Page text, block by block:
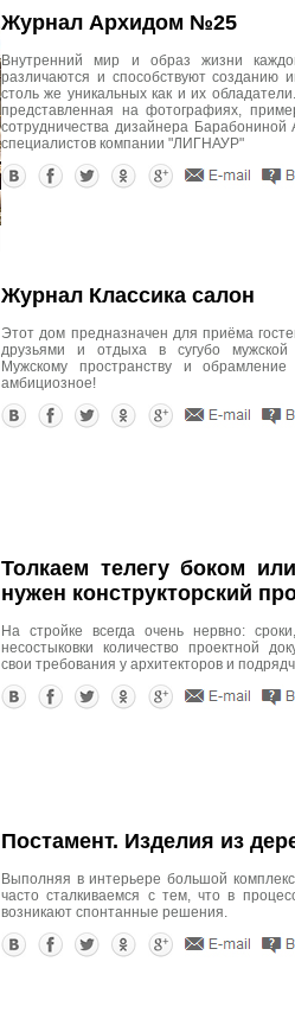
Журнал Архидом №25
Внутренний мир и образ жизни
различаются и способствуют созданию
столь же уникальных как и их
представленная на фотографиях,
сотрудничества дизайнера
специалистов компании "ЛИГНАУР"
Журнал Классика салон
Этот дом предназначен для приёма
друзьями и отдыха в сугубо мужской
Мужскому пространству и обрамление
амбициозное!
Толкаем телегу боком
нужен конструкторский
На стройке всегда очень нервно:
несостыковки количество проектной
свои требования у архитекторов и
Постамент. Изделия из
Выполняя в интерьере большой
часто сталкиваемся с тем, что в
возникают спонтанные решения.